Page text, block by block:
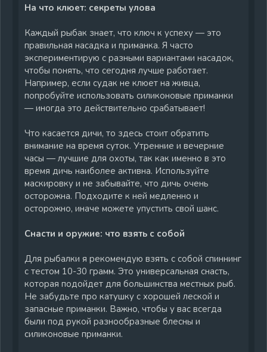
На что клюет: секреты улова
Каждый рыбак знает, что ключ к успеху — это
правильная насадка и приманка. Я часто
экспериментирую с разными вариантами насадок,
чтобы понять, что сегодня лучше работает.
Например, если судак не клюет на живца,
попробуйте использовать силиконовые приманки
— иногда это действительно срабатывает!
Что касается дичи, то здесь стоит обратить
внимание на время суток. Утренние и вечерние
часы — лучшие для охоты, так как именно в это
время дичь наиболее активна. Используйте
маскировку и не забывайте, что дичь очень
осторожна. Подходите к ней медленно и
осторожно, иначе можете упустить свой шанс.
Снасти и оружие: что взять с собой
Для рыбалки я рекомендую взять с собой спиннинг
с тестом 10-30 грамм. Это универсальная снасть,
которая подойдет для большинства местных рыб.
Не забудьте про катушку с хорошей леской и
запасные приманки. Важно, чтобы у вас всегда
были под рукой разнообразные блесны и
силиконовые приманки.